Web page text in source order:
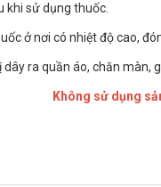
khi sử dụng thuốc.
ở nơi có nhiệt độ cao,
dây ra quần áo, chăn màn,
Không sử dụng